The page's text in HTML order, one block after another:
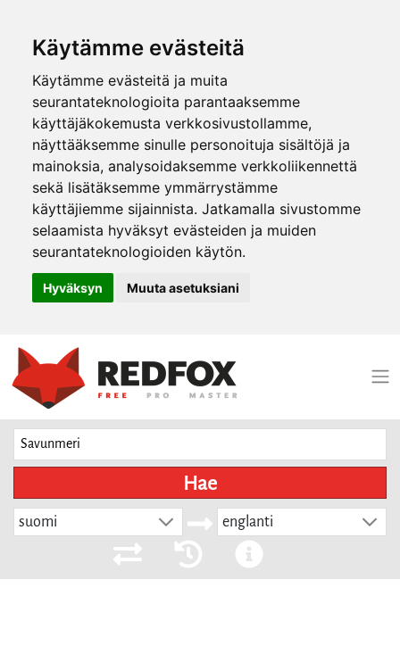
Käytämme evästeitä
Käytämme evästeitä ja muita
seurantateknologioita parantaaksemme
käyttäjäkokemusta verkkosivustollamme,
näyttääksemme sinulle personoituja sisältöjä ja
mainoksia, analysoidaksemme verkkoliikennettä
sekä lisätäksemme ymmärrystämme
käyttäjiemme sijainnista. Jatkamalla sivustomme
selaamista hyväksyt evästeiden ja muiden
seurantateknologioiden käytön.
Hyväksyn Muuta asetuksiani
Hae
suomi englanti